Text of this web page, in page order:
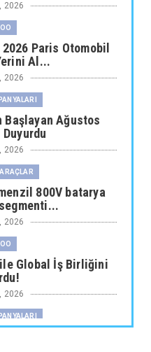
2026
Paris Otomobil
Al...
2026
Başlayan Ağustos
Duyurdu
2026
800V batarya
2026
Global İş Birliğini
2026